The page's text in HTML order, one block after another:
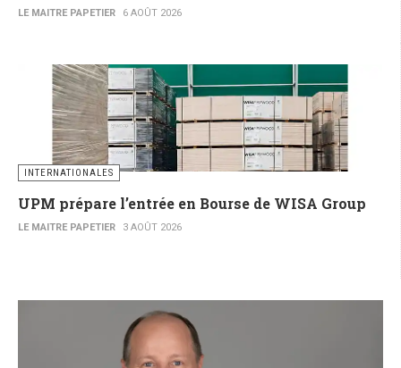
LE MAITRE PAPETIER 6 AOÛT 2026
INTERNATIONALES
UPM prépare l’entrée en Bourse de WISA Group
LE MAITRE PAPETIER 3 AOÛT 2026